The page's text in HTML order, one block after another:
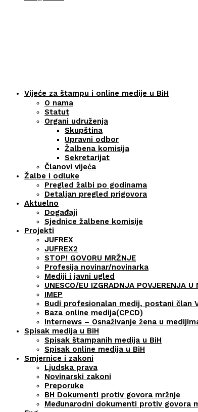
Vijeće za štampu i online medije u BiH
O nama
Statut
Organi udruženja
Skupština
Upravni odbor
Žalbena komisija
Sekretarijat
Članovi vijeća
Žalbe i odluke
Pregled žalbi po godinama
Detaljan pregled prigovora
Aktuelno
Događaji
Sjednice žalbene komisije
Projekti
JUFREX
JUFREX2
STOP! GOVORU MRŽNJE
Profesija novinar/novinarka
Mediji i javni ugled
UNESCO/EU IZGRADNJA POVJERENJA
IMEP
Budi profesionalan medij, postani član
Baza online medija(CPCD)
Internews – Osnaživanje žena u
Spisak medija u BiH
Spisak štampanih medija u BiH
Spisak online medija u BiH
Smjernice i zakoni
Ljudska prava
Novinarski zakoni
Preporuke
BH Dokumenti protiv govora mržnje
Međunarodni dokumenti protiv govora